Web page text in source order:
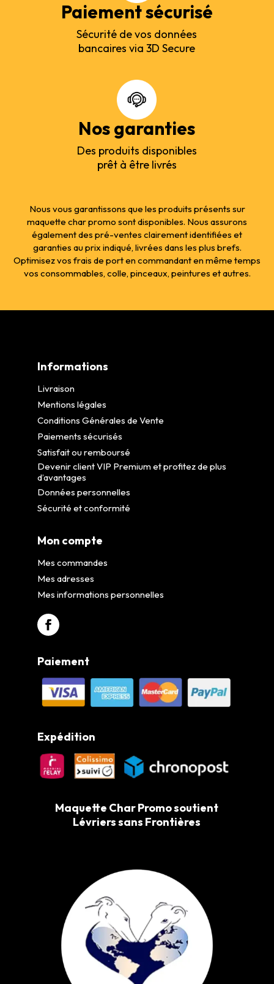
Paiement sécurisé
Sécurité de vos données
bancaires via 3D Secure
Nos garanties
Des produits disponibles
prêt à être livrés
Nous vous garantissons que les produits présents sur
maquette char promo sont disponibles. Nous assurons
également des pré-ventes clairement identifiées et
garanties au prix indiqué, livrées dans les plus brefs.
Optimisez vos frais de port en commandant en même temps
vos consommables, colle, pinceaux, peintures et autres.
Informations
Livraison
Mentions légales
Conditions Générales de Vente
Paiements sécurisés
Satisfait ou remboursé
Devenir client VIP Premium et profitez de plus
d’avantages
Données personnelles
Sécurité et conformité
Mon compte
Mes commandes
Mes adresses
Mes informations personnelles
Paiement
Expédition
Maquette Char Promo soutient
Lévriers sans Frontières